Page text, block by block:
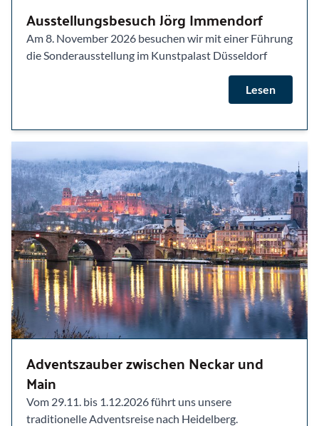
Ausstellungsbesuch Jörg Immendorf
Am 8. November 2026 besuchen wir mit einer Führung
die Sonderausstellung im Kunstpalast Düsseldorf
Lesen
Adventszauber zwischen Neckar und
Main
Vom 29.11. bis 1.12.2026 führt uns unsere
traditionelle Adventsreise nach Heidelberg.